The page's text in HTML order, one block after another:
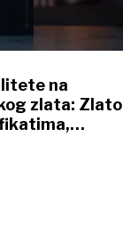
na
zlata: Zlato